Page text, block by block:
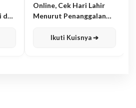
Online, Cek Hari Lahir
Menurut Penanggalan
Ikuti Kuisnya ➔